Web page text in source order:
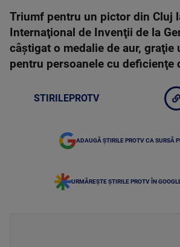
Triumf pentru un pictor din Cluj
Internaţional de Invenţii de la
câştigat o medalie de aur, graţie
pentru persoanele cu deficienţe
STIRILEPROTV
ADAUGĂ ȘTIRILE PROTV CA SURSĂ
URMĂREȘTE ȘTIRILE PROTV ÎN